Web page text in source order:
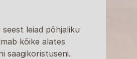
seest leiad põhjaliku
kõike alates
saagikoristuseni.